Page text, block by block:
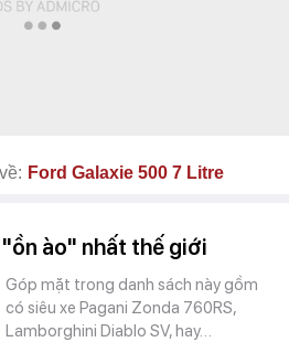
Ford Galaxie 500 7 Litre
ào" nhất thế giới
Góp mặt trong danh sách này gồm
có siêu xe Pagani Zonda 760RS,
Lamborghini Diablo SV, hay…